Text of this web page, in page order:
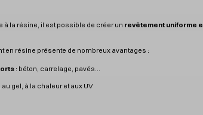
la résine, il est possible de créer un revêtement uniforme
en résine présente de nombreux avantages :
: béton, carrelage, pavés…
gel, à la chaleur et aux UV